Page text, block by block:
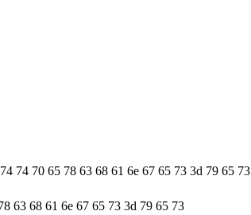
74 70 65 78 63 68 61 6e 67 65 73 3d 79 65 73
63 68 61 6e 67 65 73 3d 79 65 73